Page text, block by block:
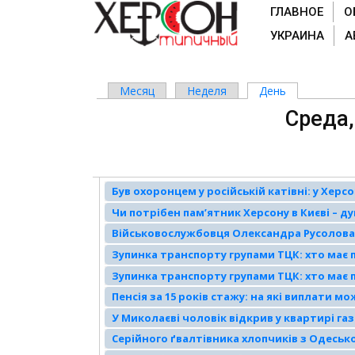
ГЛАВНОЕ
УКРАИНА
Главные вкладки
Месяц Неделя День
Був охоронцем у російській катівні: у
на роботу
Чи потрібен пам’ятник Херсону в Києві –
Військовослужбовця Олександра
відправили за ґрати на 13 років з
Зупинка транспорту групами ТЦК: хто
Зупинка транспорту групами ТЦК: хто
Пенсія за 15 років стажу: на які виплати
У Миколаєві чоловік відкрив у квартирі
Серійного ґвалтівника хлопчиків з